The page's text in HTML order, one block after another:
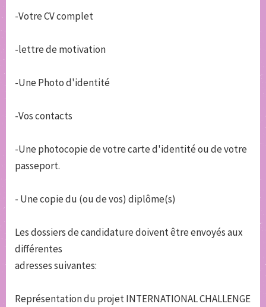
-Votre CV complet
-lettre de motivation
-Une Photo d'identité
-Vos contacts
-Une photocopie de votre carte d'identité ou de votre
passeport.
- Une copie du (ou de vos) diplôme(s)
Les dossiers de candidature doivent être envoyés aux
différentes
adresses suivantes:
Représentation du projet INTERNATIONAL CHALLENGE